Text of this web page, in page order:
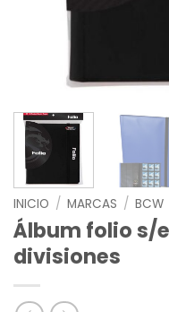
INICIO / MARCAS / BCW
Álbum folio s/
divisiones